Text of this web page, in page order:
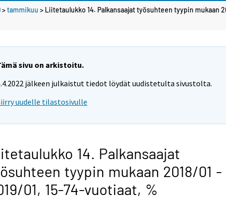
>tammikuu > Liitetaulukko 14. Palkansaajat työsuhteen tyypin mukaan
sivu on arkistoitu.
jälkeen julkaistut tiedot löydät uudistetulta sivustolta.
uudelle tilastosivulle
14. Palkansaajat
tyypin mukaan 2018/01 -
01, 15-74-vuotiaat, %